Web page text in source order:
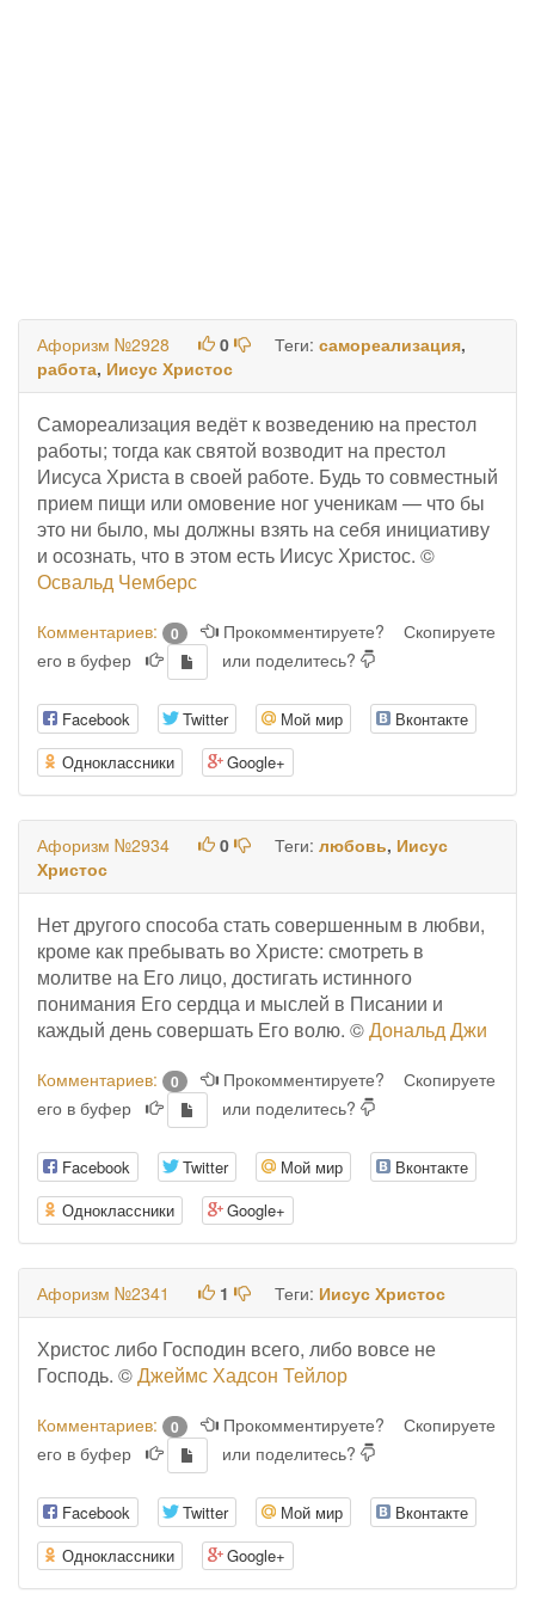
Афоризм №2928 0 Теги: самореализация,
работа, Иисус Христос
Самореализация ведёт к возведению на престол
работы; тогда как святой возводит на престол
Иисуса Христа в своей работе. Будь то совместный
прием пищи или омовение ног ученикам — что бы
это ни было, мы должны взять на себя инициативу
и осознать, что в этом есть Иисус Христос. ©
Освальд Чемберс
Комментариев: 0 Прокомментируете?
Скопируете
его в буфер
или поделитесь?
Facebook Twitter Мой мир
Вконтакте
Одноклассники
Google+
Афоризм №2934 0 Теги: любовь, Иисус
Христос
Нет другого способа стать совершенным в любви,
кроме как пребывать во Христе: смотреть в
молитве на Его лицо, достигать истинного
понимания Его сердца и мыслей в Писании и
каждый день совершать Его волю. ©Дональд Джи
Комментариев: 0 Прокомментируете?
Скопируете
его в буфер
или поделитесь?
Facebook Twitter Мой мир
Вконтакте
Одноклассники
Google+
Афоризм №2341 1 Теги: Иисус Христос
Христос либо Господин всего, либо вовсе не
Господь. ©Джеймс Хадсон Тейлор
Комментариев: 0 Прокомментируете?
Скопируете
его в буфер
или поделитесь?
Facebook Twitter Мой мир
Вконтакте
Одноклассники
Google+